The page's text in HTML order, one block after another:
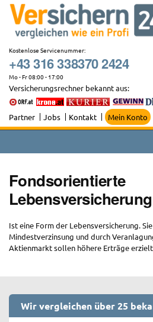
Zum
Inhalt
springen
Kostenlose Servicenummer:
+43 316 338370 2424
Mo - Fr 08:00 - 17:00
Versicherungsrechner bekannt aus:
Partner Jobs Kontakt Mein Konto
Fondsorientierte
Lebensversicherung
Ist eine Form der Lebensversicherung.
Mindestverzinsung und durch
Aktienmarkt sollen höhere Erträge
Wir vergleichen über 25